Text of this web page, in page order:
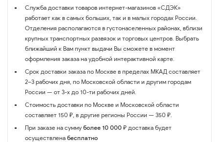
Служба доставки товаров интернет-магазинов «СДЭК»
работает как в самых больших, так и в малых городах России.
Отделения располагаются в густонаселенных районах, вблизи
крупных транспортных развязок и торговых центров. Выбрать
ближайший к Вам пункт выдачи Вы сможете в момент
оформления заказа на удобной интерактивной карте.
Срок доставки заказа по Москве в пределах МКАД составляет
2–3 рабочих дня, по Московской области и другим городам
России — от 3-х до 10-ти рабочих дней.
Стоимость доставки по Москве и Московской области
составляет 150 ₽, в другие регионы России — 350 ₽.
При заказе на сумму более 10 000 ₽ доставка будет
осуществлена бесплатно